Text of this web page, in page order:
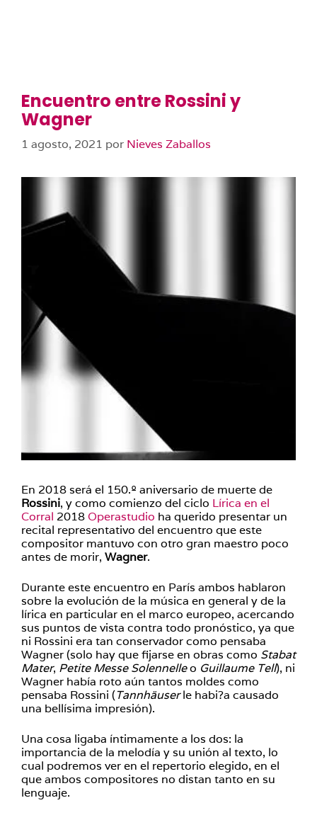
Encuentro entre Rossini y
Wagner
1 agosto, 2021 por Nieves Zaballos
En 2018 será el 150.º aniversario de muerte de
Rossini, y como comienzo del ciclo Lírica en el
Corral 2018Operastudio ha querido presentar un
recital representativo del encuentro que este
compositor mantuvo con otro gran maestro poco
antes de morir, Wagner.
Durante este encuentro en París ambos hablaron
sobre la evolución de la música en general y de la
lírica en particular en el marco europeo, acercando
sus puntos de vista contra todo pronóstico, ya que
ni Rossini era tan conservador como pensaba
Wagner (solo hay que fijarse en obras como Stabat
Mater, Petite Messe Solennelleo Guillaume Tell), ni
Wagner había roto aún tantos moldes como
pensaba Rossini (Tannhäuserle habi?a causado
una bellísima impresión).
Una cosa ligaba íntimamente a los dos: la
importancia de la melodía y su unión al texto, lo
cual podremos ver en el repertorio elegido, en el
que ambos compositores no distan tanto en su
lenguaje.